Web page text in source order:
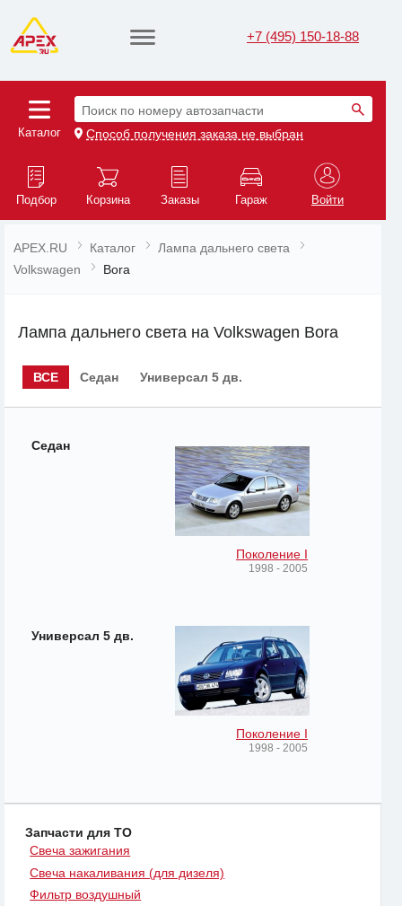
+7 (495) 150-18-88
Каталог
Поиск по номеру автозапчасти
Способ получения заказа не выбран
Подбор Корзина Заказы Гараж Войти
APEX.RU Каталог
Лампа дальнего света
Volkswagen
Bora
Лампа дальнего света на Volkswagen Bora
ВСЕ Седан Универсал 5 дв.
Седан
Поколение I
1998 - 2005
Универсал 5 дв.
Поколение I
1998 - 2005
Запчасти для ТО
Свеча зажигания
Свеча накаливания (для дизеля)
Фильтр воздушный